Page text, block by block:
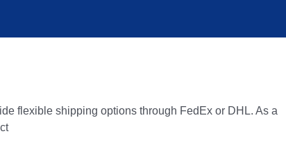
flexible shipping options through FedEx or DHL. As a